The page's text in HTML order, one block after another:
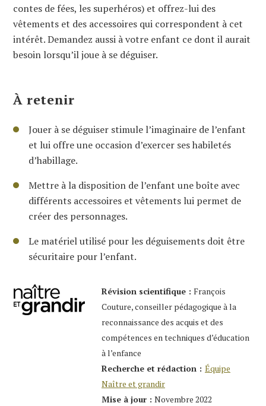
contes de fées, les superhéros) et offrez-lui des
vêtements et des accessoires qui correspondent à cet
intérêt. Demandez aussi à votre enfant ce dont il aurait
besoin lorsqu’il joue à se déguiser.
À retenir
Jouer à se déguiser stimule l’imaginaire de l’enfant
et lui offre une occasion d’exercer ses habiletés
d’habillage.
Mettre à la disposition de l’enfant une boîte avec
différents accessoires et vêtements lui permet de
créer des personnages.
Le matériel utilisé pour les déguisements doit être
sécuritaire pour l’enfant.
Révision scientifique : François
Couture, conseiller pédagogique à la
reconnaissance des acquis et des
compétences en techniques d’éducation
à l’enfance
Recherche et rédaction : Équipe
Naître et grandir
Mise à jour : Novembre 2022